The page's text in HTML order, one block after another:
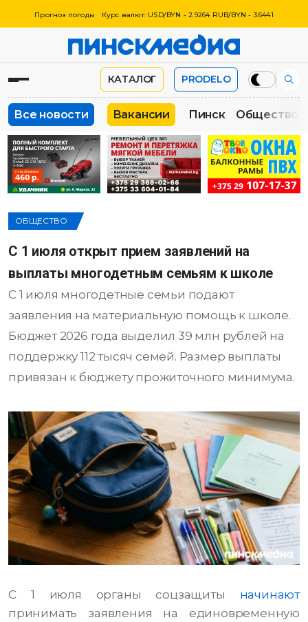
Прогноз погоды Курс валют: USD/BYN - 2.9264 RUB/BYN - 3.6441
КАТАЛОГ PRODELO
Все новости Вакансии Пинск Общество
ОБЩЕСТВО
С 1 июля открыт прием заявлений на
выплаты многодетным семьям к школе
С 1 июля многодетные семьи подают
заявления на материальную помощь к школе.
Бюджет 2026 года выделил 39 млн рублей на
поддержку 112 тысяч семей. Размер выплаты
привязан к бюджету прожиточного минимума.
С 1 июля органы соцзащиты начинают
принимать заявления на единовременную